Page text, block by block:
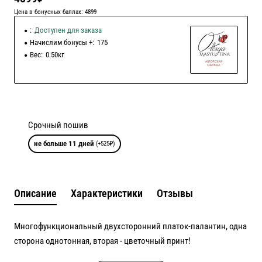
Цена в бонусных баллах: 4899
: Доступен для заказа
Начислим бонусы +: 175
Вес: 0.50кг
Срочный пошив
не больше 11 дней (+525₽)
Описание Характеристики Отзывы
Многофункциональный двухсторонний платок-палантин, одна
сторона однотонная, вторая - цветочный принт!